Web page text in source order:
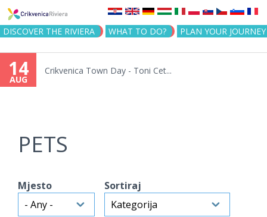
Jump to navigation
DISCOVER THE RIVIERA WHAT TO DO? PLAN YOUR JOURNEY
14
AUG
Crikvenica Town Day - Toni Cet...
PETS
Mjesto Sortiraj